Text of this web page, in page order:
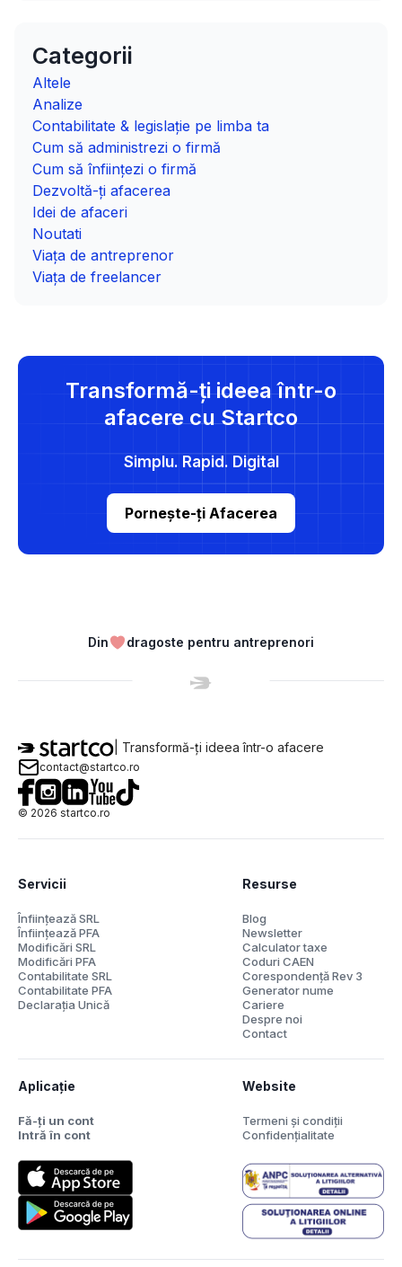
Categorii
Altele
Analize
Contabilitate & legislație pe limba ta
Cum să administrezi o firmă
Cum să înființezi o firmă
Dezvoltă-ți afacerea
Idei de afaceri
Noutati
Viața de antreprenor
Viața de freelancer
Transformă-ți ideea într-o
afacere cu Startco
Simplu. Rapid. Digital
Pornește-ți Afacerea
Din dragoste pentru antreprenori
| Transformă-ți ideea într-o afacere
contact@startco.ro
© 2026 startco.ro
Servicii
Înființează SRL
Înființează PFA
Modificări SRL
Modificări PFA
Contabilitate SRL
Contabilitate PFA
Declarația Unică
Resurse
Blog
Newsletter
Calculator taxe
Coduri CAEN
Corespondență Rev 3
Generator nume
Cariere
Despre noi
Contact
Aplicație
Fă-ți un cont
Intră în cont
Website
Termeni și condiții
Confidențialitate